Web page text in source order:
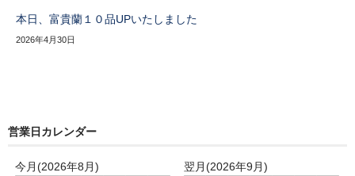
本日、富貴蘭１０品UPいたしました
2026年4月30日
営業日カレンダー
今月(2026年8月)
翌月(2026年9月)